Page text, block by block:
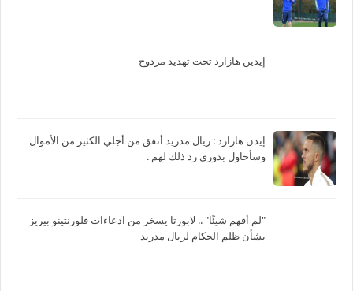
إيدين هازارد تحت تهديد مزدوج
‏إيدن هازارد : ريال مدريد أنفق من أجلي الكثير من الأموال
وسأحاول بدوري رد ذلك لهم .
"لم أفهم شيئًا" .. لابورتا يسخر من ادعاءات فلورنتينو بيريز
بشأن ظلم الحكام لريال مدريد